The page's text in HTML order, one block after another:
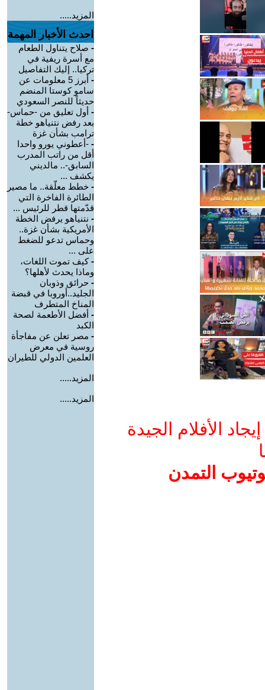
الأفلام الجيدة
التمدن
المزيد.....
احدث الأخبار المهمة
- صلاح يتناول الطعام
مع أسرة ريفية في
تركيا.. إليك التفاصيل
-
أبرز 5 معلومات عن
سامو كوستا المنضم
حديثاً للنصر السعودي
- أول تعليق من -حماس-
بعد رفض نتنياهو خطة
ترامب بشأن غزة
- -أعطوني يورو واحدا
أقل من راتب المدرب
السابق-.. مالديني
يكشف ...
- خطط معلّقة.. ما مصير
الطائرة الفاخرة التي
قدّمتها قطر للرئيس ...
- نتنياهو يرفض الخطة
الأمريكية بشأن غزة..
وحماس تدعو للضغط
على ...
-كيف تموت اللغات،
وماذا يحدث لأهلها؟
- حرائق وذوبان
الجليد..أوروبا في قبضة
المناخ المتطرف
- أفضل الأطعمة لصحة
الكبد
- مصر تعلن عن مفاجأة
روسية في معرض
العلمين الدولي للطيران
المزيد.....
المزيد.....